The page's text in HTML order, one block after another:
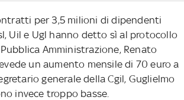
per 3,5 milioni di dipendenti
Uil e Ugl hanno detto sì al protocollo
Amministrazione, Renato
un aumento mensile di 70 euro a
generale della Cgil, Guglielmo
invece troppo basse.